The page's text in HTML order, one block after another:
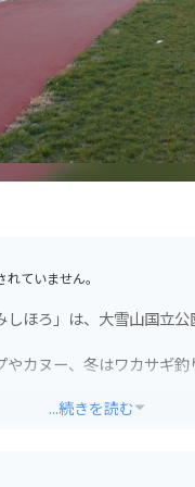
ていません。
ほろ」は、大雪山国立公
カヌー、冬はワカサギ
...続きを読む